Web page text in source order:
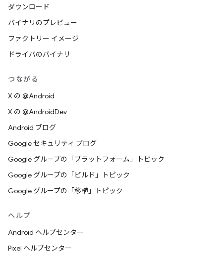
ダウンロード
バイナリのプレビュー
ファクトリー イメージ
ドライバのバイナリ
つながる
X の @Android
X の @AndroidDev
Android ブログ
Google セキュリティ ブログ
Google グループの「プラットフォーム」トピック
Google グループの「ビルド」トピック
Google グループの「移植」トピック
ヘルプ
Android ヘルプセンター
Pixel ヘルプセンター